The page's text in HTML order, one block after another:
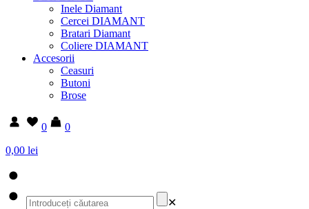
Inele Diamant
Cercei DIAMANT
Bratari Diamant
Coliere DIAMANT
Accesorii
Ceasuri
Butoni
Brose
0
0
0,00 lei
✕